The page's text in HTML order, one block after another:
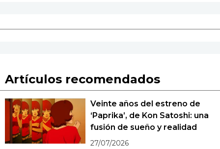
Artículos recomendados
Veinte años del estreno de
‘Paprika’, de Kon Satoshi: una
fusión de sueño y realidad
27/07/2026